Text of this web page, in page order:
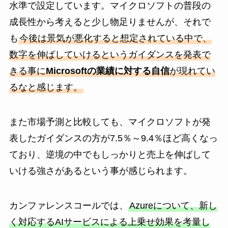
水準で設定しています。マイクロソフトの普段の
成長性から考えると少し物足りませんが、それで
も今後は景気が悪化すると想定されている中で、
数字を伸ばしていけるというガイダンスを発表で
きる事にMicrosoftの業績に対する自信が現れてい
るなと感じます。
また市場予測と比較しても、マイクロソフトが発
表したガイダンスの方が7.5％～9.4％ほど高くなっ
ており、逆境の中でもしっかりと売上を伸ばして
いける強さがあるという事が感じられます。
カンファレンスコールでは、 Azureについて、新し
く対応するAIサービスによる上乗せ効果を考量し